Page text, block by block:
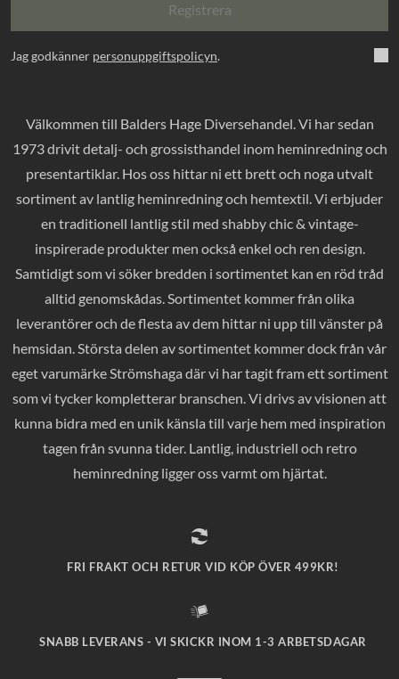
Registrera
Jag godkänner personuppgiftspolicyn.
Välkommen till Balders Hage Diversehandel. Vi har sedan
1973 drivit detalj- och grossisthandel inom heminredning och
presentartiklar. Hos oss hittar ni ett brett och noga utvalt
sortiment av lantlig heminredning och hemtextil. Vi erbjuder
en traditionell lantlig stil med shabby chic & vintage-
inspirerade produkter men också enkel och ren design.
Samtidigt som vi söker bredden i sortimentet kan en röd tråd
alltid genomskådas. Sortimentet kommer från olika
leverantörer och de flesta av dem hittar ni upp till vänster på
hemsidan. Största delen av sortimentet kommer dock från vår
eget varumärke Strömshaga där vi har tagit fram ett sortiment
som vi tycker kompletterar branschen. Vi drivs av visionen att
kunna bidra med en unik känsla till varje hem med inspiration
tagen från svunna tider. Lantlig, industriell och retro
heminredning ligger oss varmt om hjärtat.
FRI FRAKT OCH RETUR VID KÖP ÖVER 499KR!
SNABB LEVERANS - VI SKICKR INOM 1-3 ARBETSDAGAR